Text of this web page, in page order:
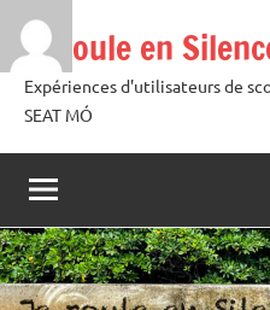
Aller
contenu
Je roule en
Expériences d'utilisateurs de
SEAT MÓ